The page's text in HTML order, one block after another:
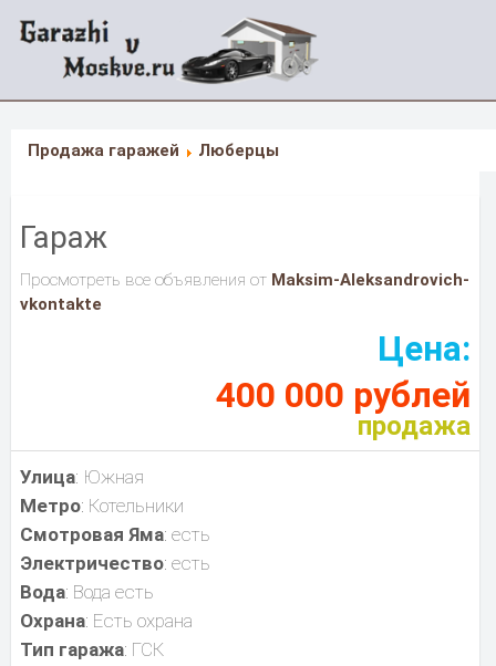
Продажа гаражей Люберцы
Гараж
Просмотреть все объявления от Maksim-Aleksandrovich-
vkontakte
Цена:
400 000 рублей
продажа
Улица: Южная
Метро: Котельники
Смотровая Яма: есть
Электричество: есть
Вода: Вода есть
Охрана: Есть охрана
Тип гаража: ГСК